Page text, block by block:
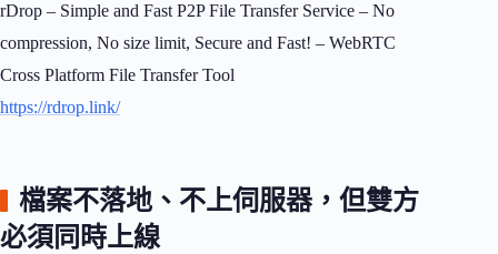
rDrop – Simple and Fast P2P File Transfer Service – No
compression, No size limit, Secure and Fast! – WebRTC
Cross Platform File Transfer Tool
https://rdrop.link/
檔案不落地、不上伺服器，但雙方
必須同時上線